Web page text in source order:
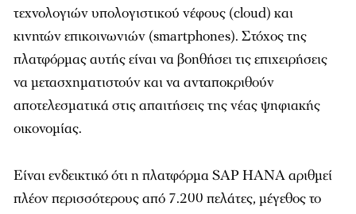
τεχνολογιών υπολογιστικού νέφους (cloud) και
κινητών επικοινωνιών (smartphones). Στόχος της
πλατφόρµας αυτής είναι να βοηθήσει τις επιχειρήσεις
να µετασχηµατιστούν και να ανταποκριθούν
αποτελεσµατικά στις απαιτήσεις της νέας ψηφιακής
οικονοµίας.
Είναι ενδεικτικό ότι η πλατφόρµα SAP HANA αριθµεί
πλέον περισσότερους από 7.200 πελάτες, µέγεθος το